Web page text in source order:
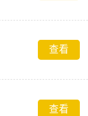
查看
查看